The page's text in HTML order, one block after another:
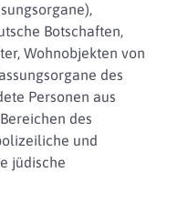
Botschaften,
Wohnobjekten von
des
Personen aus
des
und
jüdische